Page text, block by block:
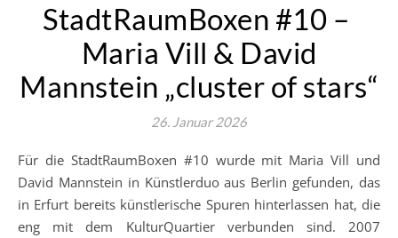
StadtRaumBoxen #10 –
Maria Vill & David
Mannstein „cluster of stars“
26. Januar 2026
Für die StadtRaumBoxen #10 wurde mit Maria Vill und
David Mannstein in Künstlerduo aus Berlin gefunden, das
in Erfurt bereits künstlerische Spuren hinterlassen hat, die
eng mit dem KulturQuartier verbunden sind. 2007